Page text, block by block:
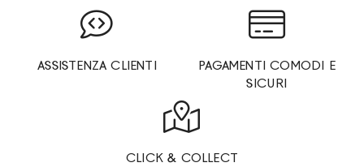
ASSISTENZA CLIENTI
PAGAMENTI COMODI E
SICURI
CLICK & COLLECT